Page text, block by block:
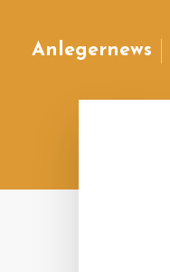
Anlegernews